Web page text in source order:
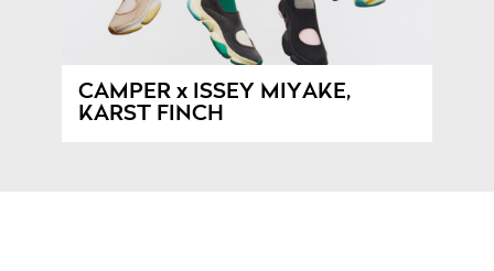
CAMPER x ISSEY MIYAKE,
KARST FINCH